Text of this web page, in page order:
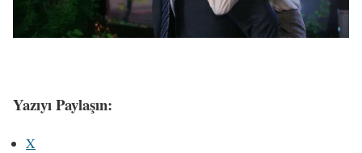
Yazıyı Paylaşın:
X